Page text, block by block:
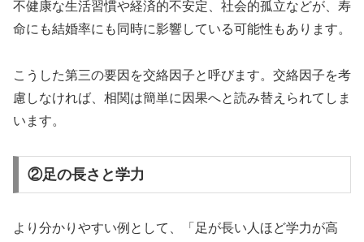
不健康な生活習慣や経済的不安定、社会的孤立などが、寿
命にも結婚率にも同時に影響している可能性もあります。
こうした第三の要因を交絡因子と呼びます。交絡因子を考
慮しなければ、相関は簡単に因果へと読み替えられてしま
います。
②足の長さと学力
より分かりやすい例として、「足が長い人ほど学力が高